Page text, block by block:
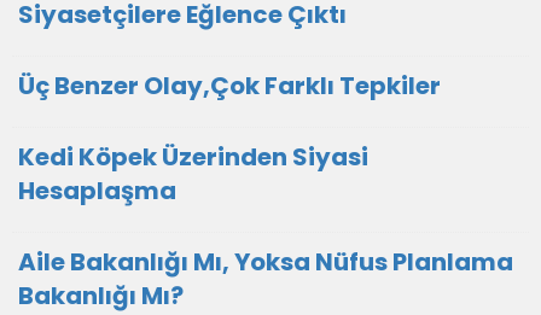
Siyasetçilere Eğlence Çıktı
Üç Benzer Olay,Çok Farklı Tepkiler
Kedi Köpek Üzerinden Siyasi
Hesaplaşma
Aile Bakanlığı Mı, Yoksa Nüfus Planlama
Bakanlığı Mı?